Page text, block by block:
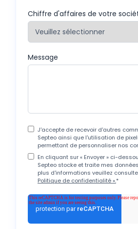
Chiffre d'affaires de votre
Message
J'accepte de recevoir d'autres
Septeo ainsi que l'utilisation de
permettant de personnaliser nos
En cliquant sur « Envoyer » ci-
Septeo stocke et traite mes
plus d'informations veuillez
Politique de confidentialité ».*